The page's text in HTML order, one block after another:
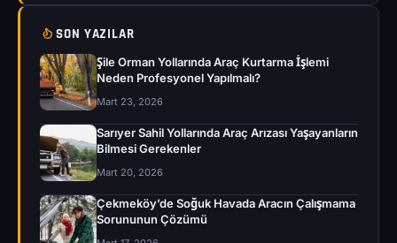
SON YAZILAR
Şile Orman Yollarında Araç Kurtarma İşlemi
Neden Profesyonel Yapılmalı?
Mart 23, 2026
Sarıyer Sahil Yollarında Araç Arızası Yaşayanların
Bilmesi Gerekenler
Mart 20, 2026
Çekmeköy’de Soğuk Havada Aracın Çalışmama
Sorununun Çözümü